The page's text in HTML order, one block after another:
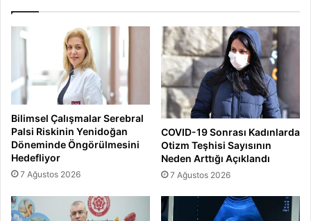
Bilimsel Çalışmalar Serebral
Palsi Riskinin Yenidoğan
Döneminde Öngörülmesini
Hedefliyor
7 Ağustos 2026
COVID-19 Sonrası Kadınlarda
Otizm Teşhisi Sayısının
Neden Arttığı Açıklandı
7 Ağustos 2026